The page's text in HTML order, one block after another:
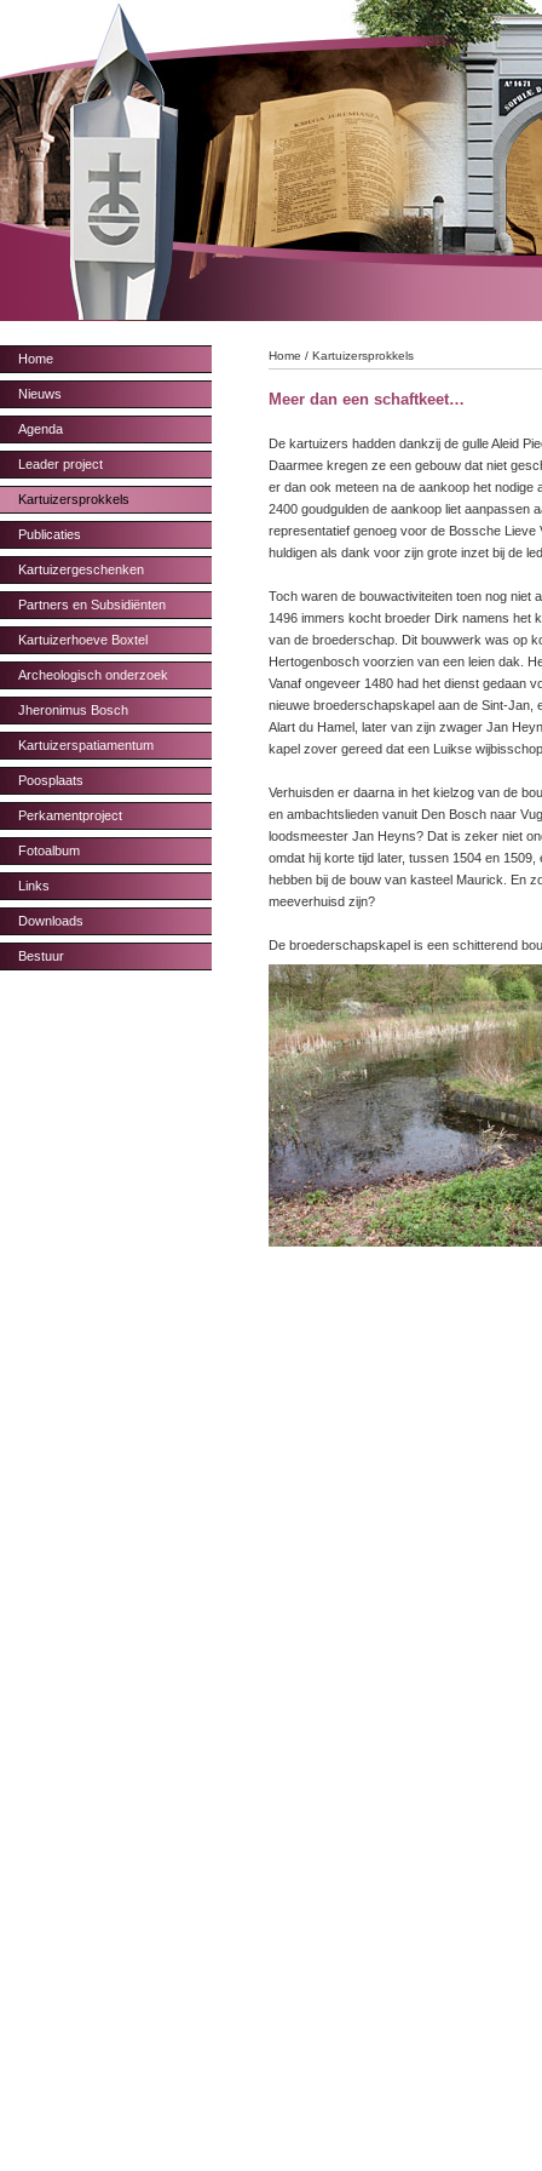
Home
Nieuws
Agenda
Leader project
Kartuizersprokkels
Publicaties
Kartuizergeschenken
Partners en Subsidiënten
Kartuizerhoeve Boxtel
Archeologisch onderzoek
Jheronimus Bosch
Kartuizerspatiamentum
Poosplaats
Perkamentproject
Fotoalbum
Links
Downloads
Bestuur
Home / Kartuizersprokkels
Meer dan een schaftkeet…
De kartuizers hadden dankzij de gulle Aleid
Daarmee kregen ze een gebouw dat niet
er dan ook meteen na de aankoop het
2400 goudgulden de aankoop liet aanpassen
representatief genoeg voor de Bossche
huldigen als dank voor zijn grote inzet bij de
Toch waren de bouwactiviteiten toen nog niet
1496 immers kocht broeder Dirk namens het
van de broederschap. Dit bouwwerk was op
Hertogenbosch voorzien van een leien dak.
Vanaf ongeveer 1480 had het dienst gedaan
nieuwe broederschapskapel aan de Sint-Jan,
Alart du Hamel, later van zijn zwager Jan
kapel zover gereed dat een Luikse
Verhuisden er daarna in het kielzog van de
en ambachtslieden vanuit Den Bosch naar
loodsmeester Jan Heyns? Dat is zeker niet
omdat hij korte tijd later, tussen 1504 en 1509,
hebben bij de bouw van kasteel Maurick. En
meeverhuisd zijn?
De broederschapskapel is een schitterend